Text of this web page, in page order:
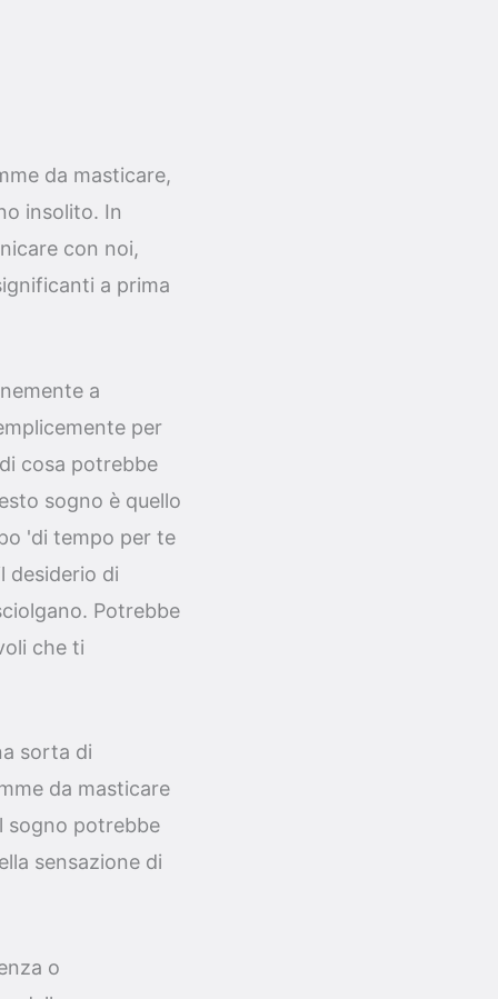
da masticare,
insolito. In
con noi,
a prima
a
per
cosa potrebbe
sogno è quello
'di tempo per te
desiderio di
Potrebbe
che ti
sorta di
da masticare
sogno potrebbe
sensazione di
o